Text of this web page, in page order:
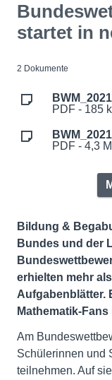
startet in
2 Dokumente
PDF - 185
PDF - 4,3
Bildung &
Bundes und der
erhielten mehr
Aufgabenblätter.
Mathematik-
Am
Schülerinnen und
teilnehmen. Auf